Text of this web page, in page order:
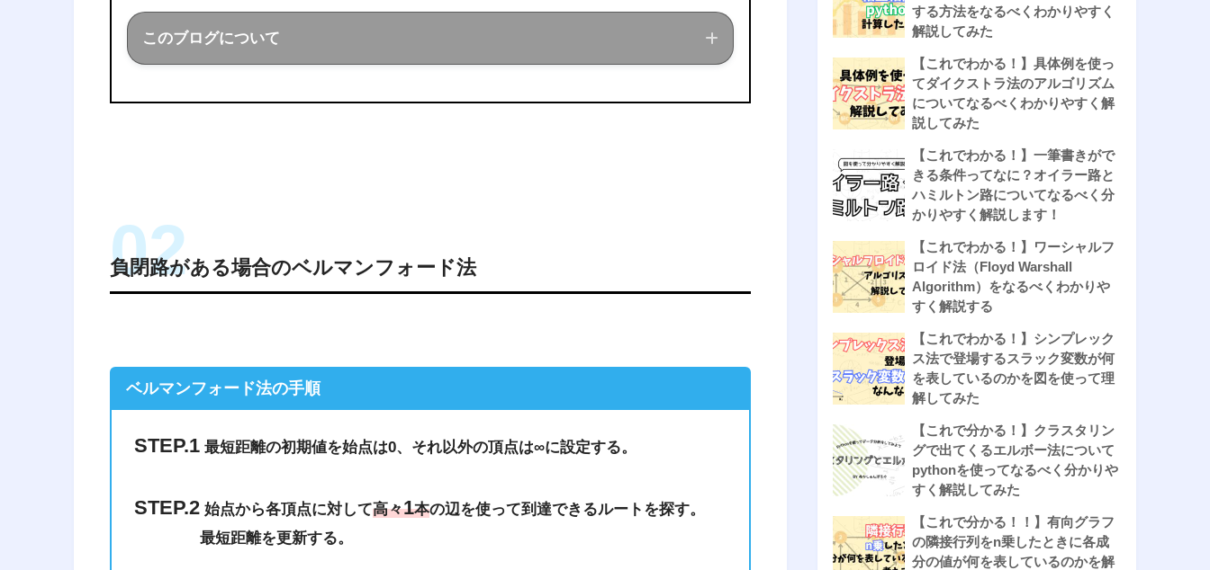
このブログについて
活動である。そのシステムから得られる結果を明示し、予測し、評価するため
に、工学的な分析・設計の原理・方法とともに、数学、物理および社会科学の
負閉路がある場合のベルマンフォード法
ベルマンフォード法の手順
STEP.1最短距離の初期値を始点は0、それ以外の頂点は∞に設定する。
STEP.2始点から各頂点に対して高々1本の辺を使って到達できるルートを探す。
最短距離を更新する。
する方法をなるべくわかりやすく
解説してみた
【これでわかる！】具体例を使っ
てダイクストラ法のアルゴリズム
についてなるべくわかりやすく解
説してみた
【これでわかる！】一筆書きがで
きる条件ってなに？オイラー路と
ハミルトン路についてなるべく分
かりやすく解説します！
【これでわかる！】ワーシャルフ
ロイド法（Floyd Warshall
Algorithm）をなるべくわかりや
すく解説する
【これでわかる！】シンプレック
ス法で登場するスラック変数が何
を表しているのかを図を使って理
解してみた
【これで分かる！】クラスタリン
グで出てくるエルボー法について
pythonを使ってなるべく分かりや
すく解説してみた
【これで分かる！！】有向グラフ
の隣接行列をn乗したときに各成
分の値が何を表しているのかを解